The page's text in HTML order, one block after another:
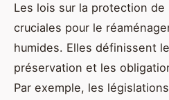
Les lois sur la protection de
cruciales pour le
humides. Elles définissent
préservation et les
Par exemple, les